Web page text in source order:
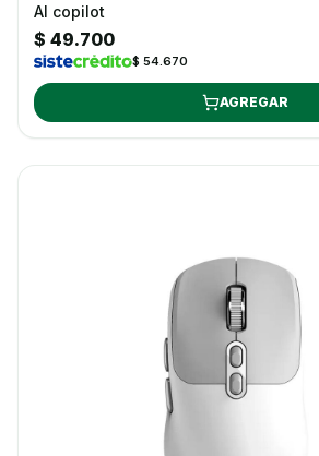
AI copilot
$ 49.700
$ 54.670
AGREGAR